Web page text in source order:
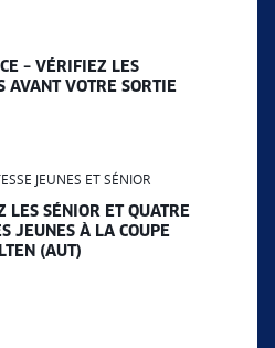
– VÉRIFIEZ LES
AVANT VOTRE SORTIE
JEUNES ET SÉNIOR
LES SÉNIOR ET QUATRE
JEUNES À LA COUPE
(AUT)